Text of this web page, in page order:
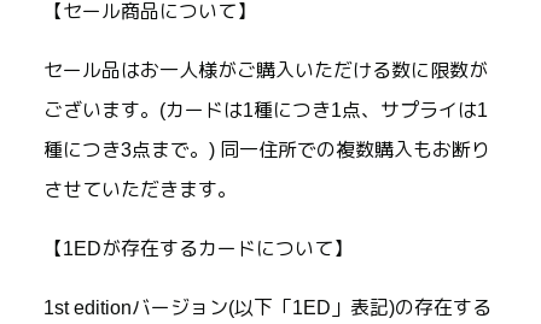
【セール商品について】
セール品はお一人様がご購入いただける数に限数が
ございます。(カードは1種につき1点、サプライは1
種につき3点まで。) 同一住所での複数購入もお断り
させていただきます。
【1EDが存在するカードについて】
1st editionバージョン(以下「1ED」表記)の存在する